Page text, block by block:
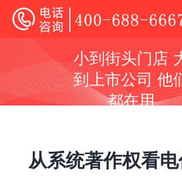
全国400电话受理中心
400号码呼叫中心平台技术服务商
同等号码，服务更优
400电话
小到街头门店
到上市公司 他
都在用
从系统著作权看